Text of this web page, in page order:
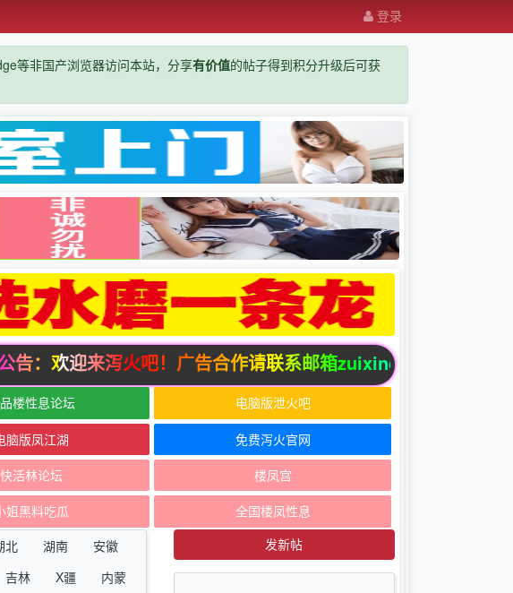
登录
等非国产浏览器访问本站，分享有价值的帖子得到积分升级后可获
告：欢迎来泻火吧！广告合作请联系邮箱
楼性息论坛 电脑版泄火吧
脑版凤江湖 免费泻火官网
快活林论坛 楼凤宫
姐黑料吃瓜
全国楼凤性息
北 湖南
安徽
吉林 X疆
内蒙
发新帖